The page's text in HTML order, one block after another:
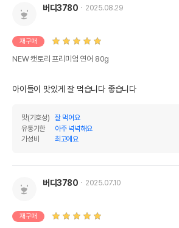
버디3780 2025.08.29
재구매
NEW 캣토리 프리미엄 연어 80g
아이들이 맛있게 잘 먹습니다 좋습니다
맛(기호성)
잘 먹어요
유통기한
아주 넉넉해요
가성비
최고에요
버디3780 2025.07.10
재구매